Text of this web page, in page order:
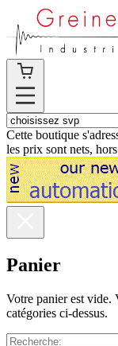
Cette boutique
les prix sont nets,
Panier
Votre panier est vide.
catégories ci-dessus.